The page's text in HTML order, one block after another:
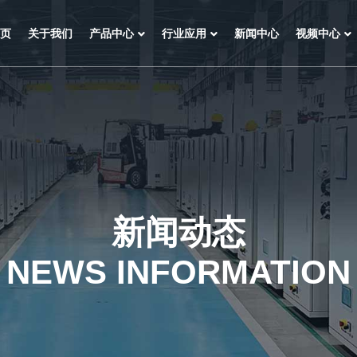
关于我们 产品中心 行业应用 新闻中心 视频中心
新闻动态
NEWS INFORMATION